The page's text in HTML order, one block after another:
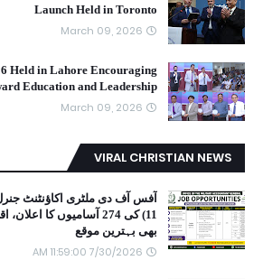
Launch Held in Toronto
March 09, 2026
Held in Lahore Encouraging
Education and Leadership
March 09, 2026
VIRAL CHRISTIAN NEWS
11) کی 274 آسامیوں کا
بھی بہترین موقع
7/30/2026 11:59:00 AM